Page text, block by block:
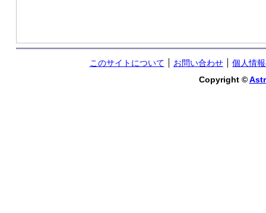
このサイトについて お問い合わせ
個人情
Copyright ©